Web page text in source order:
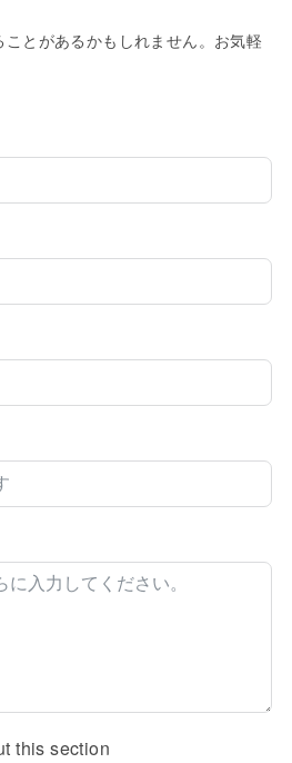
とがあるかもしれません。お気軽
this section